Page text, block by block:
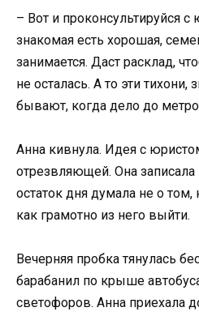
– Вот и проконсультируйся
знакомая есть хорошая,
занимается. Даст расклад,
не осталась. А то эти
бывают, когда дело до
Анна кивнула. Идея с
отрезвляющей. Она
остаток дня думала не о том,
как грамотно из него выйти.
Вечерняя пробка тянулась
барабанил по крыше
светофоров. Анна приехала